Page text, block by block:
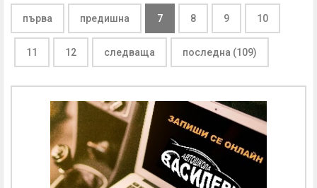
първа предишна 7 8 9 10
11 12 следваща последна (109)